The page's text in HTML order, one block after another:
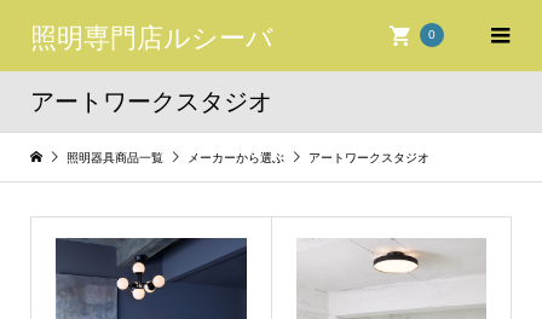
照明専門店ルシーバ 0
アートワークスタジオ
照明器具商品一覧 メーカーから選ぶ アートワークスタジオ